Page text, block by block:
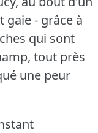
- grâce à
qui sont
tout près
une peur